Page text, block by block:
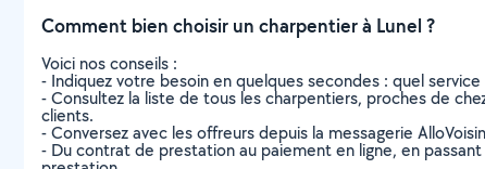
Comment bien choisir un charpentier à Lunel ?
Voici nos conseils :
- Indiquez votre besoin en quelques secondes : quel
- Consultez la liste de tous les charpentiers, proches de
clients.
- Conversez avec les offreurs depuis la messagerie
- Du contrat de prestation au paiement en ligne, en